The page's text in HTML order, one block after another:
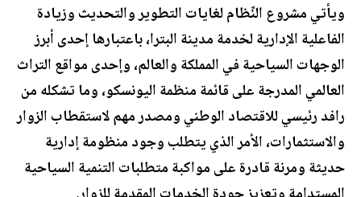
ويأتي مشروع النِّظام لغايات التطوير والتحديث وزيادة
الفاعلية الإدارية لخدمة مدينة البترا، باعتبارها إحدى أبرز
الوجهات السياحية في المملكة والعالم، وإحدى مواقع التراث
العالمي المدرجة على قائمة منظمة اليونسكو، وما تشكله من
رافد رئيسي للاقتصاد الوطني ومصدر مهم لاستقطاب الزوار
والاستثمارات، الأمر الذي يتطلب وجود منظومة إدارية
حديثة ومرنة قادرة على مواكبة متطلبات التنمية السياحية